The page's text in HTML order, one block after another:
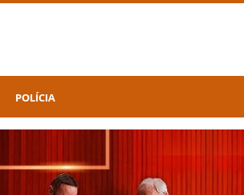
POLÍCIA